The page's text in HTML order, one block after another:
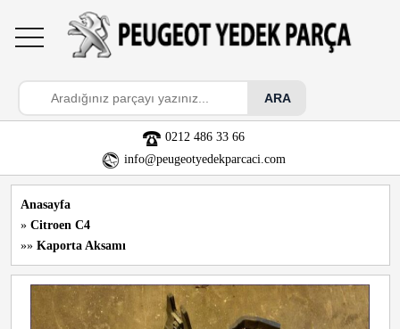
toggle
navigation
0212 486 33 66
info@peugeotyedekparcaci.com
Anasayfa
» Citroen C4
»» Kaporta Aksamı